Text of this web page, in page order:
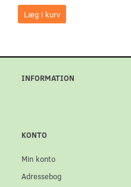
Læg i kurv
INFORMATION
KONTO
Min konto
Adressebog